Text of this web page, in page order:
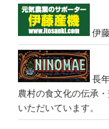
伊
長
農村の食文化の伝承
いただいています。